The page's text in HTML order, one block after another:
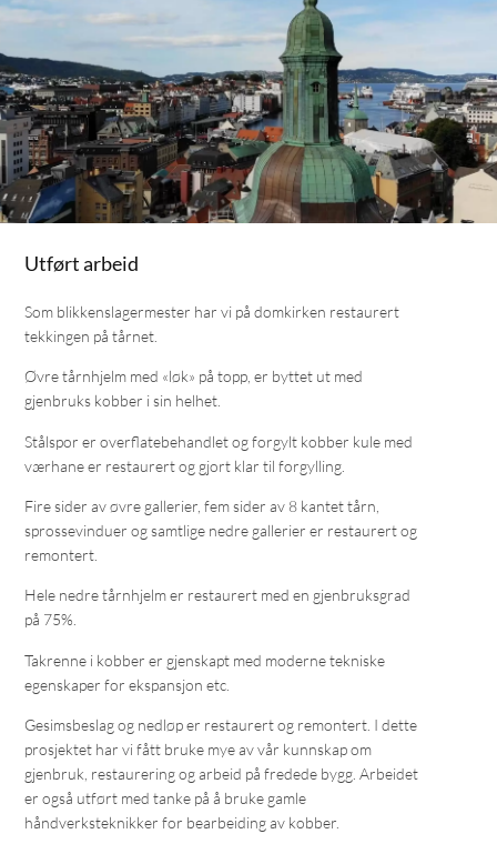
Utført arbeid
Som blikkenslagermester har vi på domkirken restaurert
tekkingen på tårnet.
Øvre tårnhjelm med «løk» på topp, er byttet ut med
gjenbruks kobber i sin helhet.
Stålspor er overflatebehandlet og forgylt kobber kule med
værhane er restaurert og gjort klar til forgylling.
Fire sider av øvre gallerier, fem sider av 8 kantet tårn,
sprossevinduer og samtlige nedre gallerier er restaurert og
remontert.
Hele nedre tårnhjelm er restaurert med en gjenbruksgrad
på 75%.
Takrenne i kobber er gjenskapt med moderne tekniske
egenskaper for ekspansjon etc.
Gesimsbeslag og nedløp er restaurert og remontert. I dette
prosjektet har vi fått bruke mye av vår kunnskap om
gjenbruk, restaurering og arbeid på fredede bygg. Arbeidet
er også utført med tanke på å bruke gamle
håndverksteknikker for bearbeiding av kobber.